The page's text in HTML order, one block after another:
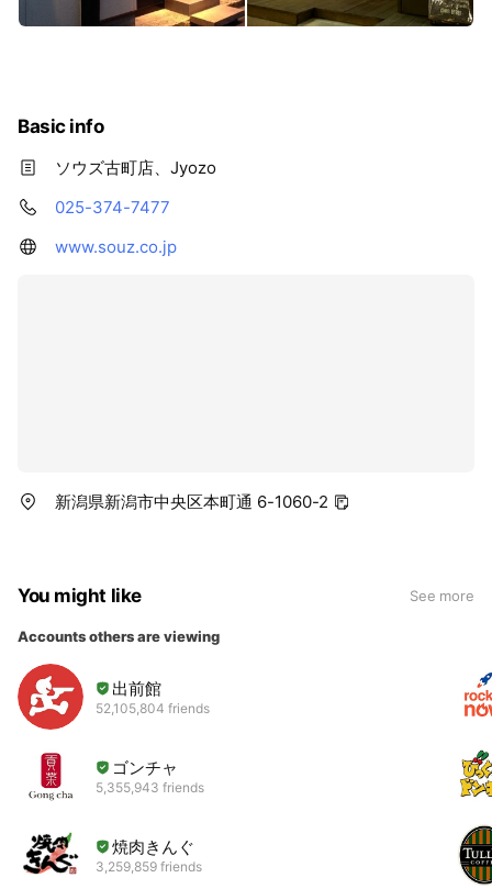
Basic info
ソウズ古町店、Jyozo
025-374-7477
www.souz.co.jp
新潟県新潟市中央区本町通 6-1060-2
You might like See more
Accounts others are viewing
出前館
52,105,804 friends
ゴンチャ
5,355,943 friends
焼肉きんぐ
3,259,859 friends